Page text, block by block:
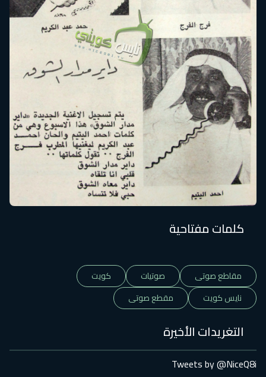
كلمات مفتاحية
مقاطع صوتى صوتيات
كويت
نايس كويت
مقطع صوتى
التغريدات الأخيرة
Tweets by @NiceQ8i